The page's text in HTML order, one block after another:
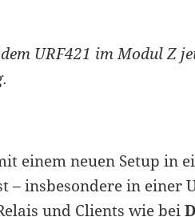
URF421 im Modul Z
einem neuen Setup in
– insbesondere in einer
und Clients wie bei